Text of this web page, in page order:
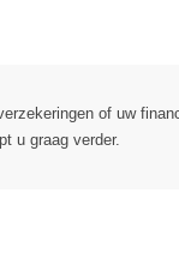
of uw
u graag verder.